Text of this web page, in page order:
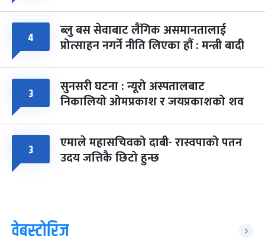
४ ब्लु बस सेवाबाट लैंगिक असमानतालाई
प्रोत्साहन नगर्ने नीति लिएका हौं : मन्त्री बादी
३ सुनसरी घटना : न्यूरो अस्पतालबाट
निकालियो ओमप्रकाश र जयप्रकाशको शव
३ एमाले महासचिवको दाबी- रास्वपाको पतन
उदय जत्तिकै छिटो हुन्छ
वेबस्टोरिज